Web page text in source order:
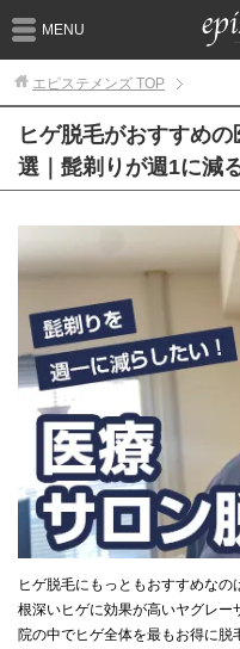
MENU
エピステメンズ TOP
ヒゲ脱毛がおすすめ
選｜髭剃りが週1に減
ヒゲ脱毛にもっともおすすめなの
根深いヒゲに効果が高いヤグレ
院の中でヒゲ全体を最もお得に脱